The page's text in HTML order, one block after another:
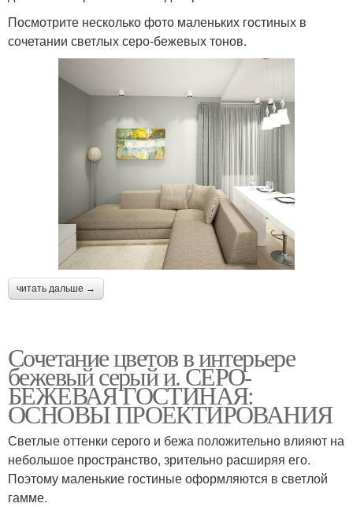
Посмотрите несколько фото маленьких гостиных в
сочетании светлых серо-бежевых тонов.
читать дальше →
Сочетание цветов в интерьере
бежевый серый и. СЕРО-
БЕЖЕВАЯ ГОСТИНАЯ:
ОСНОВЫ ПРОЕКТИРОВАНИЯ
Светлые оттенки серого и бежа положительно влияют на
небольшое пространство, зрительно расширяя его.
Поэтому маленькие гостиные оформляются в светлой
гамме.